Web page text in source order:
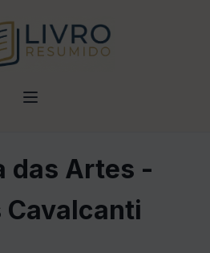
das Artes -
Cavalcanti